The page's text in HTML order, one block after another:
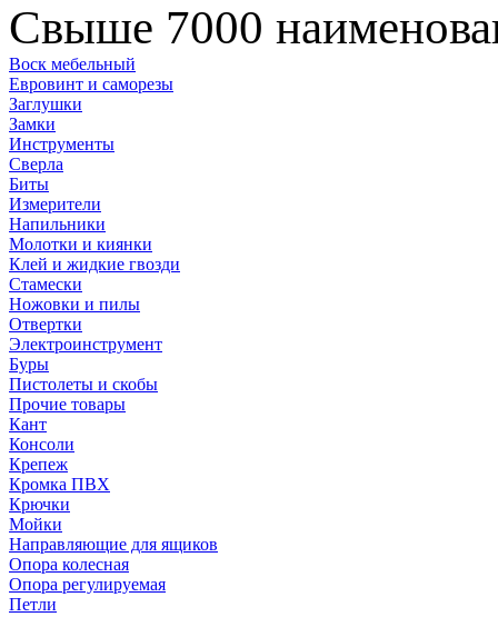
Свыше 7000
Воск мебельный
Евровинт и саморезы
Заглушки
Замки
Инструменты
Сверла
Биты
Измерители
Напильники
Молотки и киянки
Клей и жидкие гвозди
Стамески
Ножовки и пилы
Отвертки
Электроинструмент
Буры
Пистолеты и скобы
Прочие товары
Кант
Консоли
Крепеж
Кромка ПВХ
Крючки
Мойки
Направляющие для ящиков
Опора колесная
Опора регулируемая
Петли